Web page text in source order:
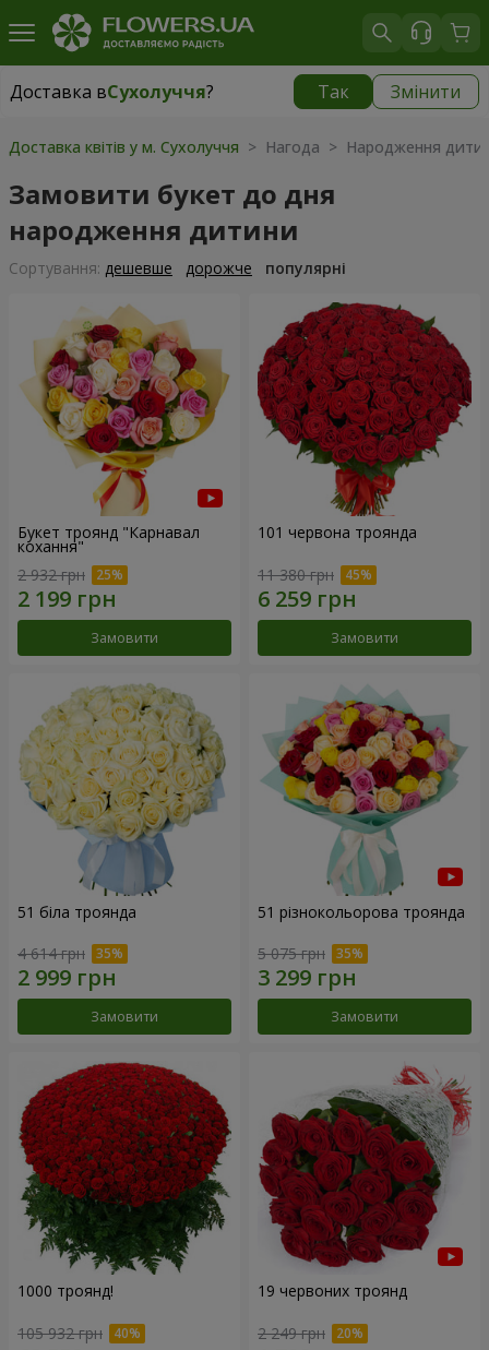
Доставка вСухолуччя? Так Змінити
Доставка вСухолуччя|
Доставка квітів у м. Сухолуччя > Нагода > Народження
Замовити букет до дня
народження дитини
Сортування: дешевше дорожче популярні
Букет троянд "Карнавал
кохання"
2 932 грн
Замовити
101 червона троянда
11 380 грн
Замовити
51 біла троянда
4 614 грн
Замовити
51 різнокольорова троянда
5 075 грн
Замовити
1000 троянд!
105 932 грн
19 червоних троянд
2 249 грн